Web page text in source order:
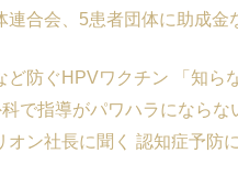
連合会、5患者団体に助成
ど防ぐHPVワクチン 「知ら
科で指導がパワハラになら
オン社長に聞く 認知症予